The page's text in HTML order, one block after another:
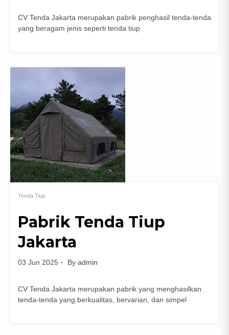
CV Tenda Jakarta merupakan pabrik penghasil tenda-tenda
yang beragam jenis seperti tenda tiup
Tenda Tiup
Pabrik Tenda Tiup
Jakarta
03 Jun 2025 By admin
CV Tenda Jakarta merupakan pabrik yang menghasilkan
tenda-tenda yang berkualitas, bervarian, dan simpel